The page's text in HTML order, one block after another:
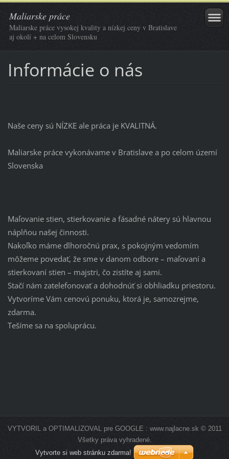
Maliarske práce
Maliarske práce vysokej kvality a nízkej ceny v Bratislave
aj okolí + na celom Slovensku
Informácie o nás
Naše ceny sú NÍZKE ale práca je KVALITNÁ.
Maliarske práce vykonávame v Bratislave a po celom území
Slovenska
Maľovanie stien, stierkovanie a fásadné nátery sú hlavnou
náplňou našej činnosti.
Nakoľko máme dlhoročnú prax, s pokojným vedomím
môžeme povedať, že sme v danom odbore – maľovaní a
stierkovaní stien – majstri, čo zistíte aj sami.
Stačí nám zatelefonovať a dohodnúť si obhliadku priestoru.
Vytvoríme Vám cenovú ponuku, ktorá je, samozrejme,
zdarma.
Tešíme sa na spoluprácu.
VYTVORIL a OPTIMALIZOVAL pre GOOGLE : www.najlacne.sk © 2011
Všetky práva vyhradené.
Vytvorte si web stránku zdarma!